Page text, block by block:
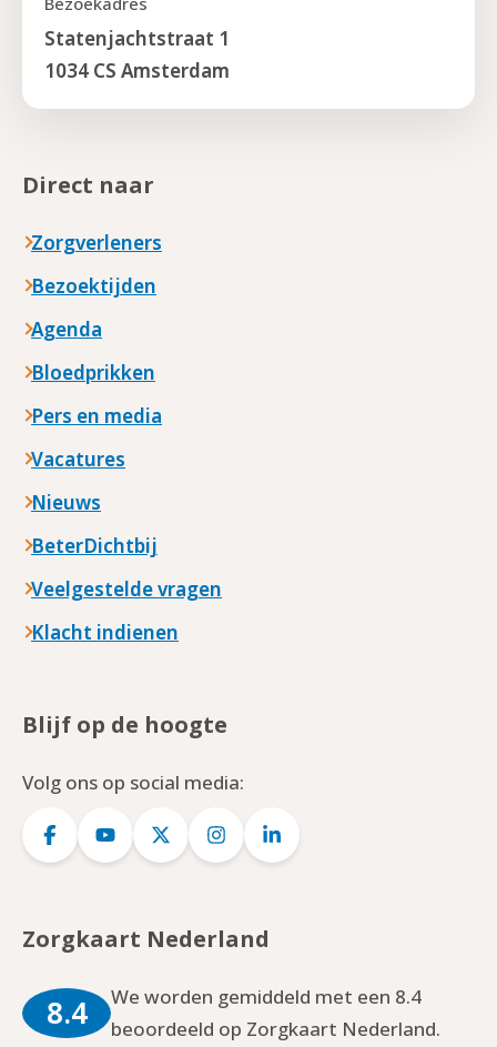
Statenjachtstraat 1
1034 CS Amsterdam
Direct naar
Zorgverleners
Bezoektijden
Agenda
Bloedprikken
Pers en media
Vacatures
Nieuws
BeterDichtbij
Veelgestelde vragen
Klacht indienen
Blijf op de hoogte
Volg ons op social media:
Logo
Logo
Logo
Logo
Logo
Zorgkaart Nederland
8.4
We worden gemiddeld met een 8.4
beoordeeld op Zorgkaart Nederland.